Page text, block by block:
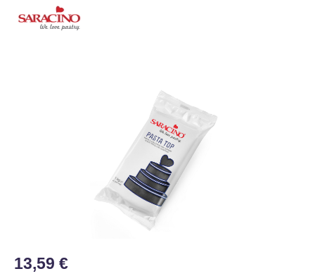
Regulärer Preis:
13,59 €